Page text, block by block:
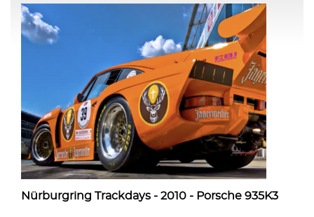
Nürburgring Trackdays - 2010 - Porsche 935K3